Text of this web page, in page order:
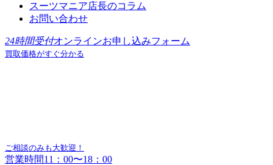
スーツマニア店長のコラム
お問い合わせ
24時間受付オンラインお申し込みフォーム
買取価格がすぐ分かる
ご相談のみも大歓迎！
営業時間11：00〜18：00